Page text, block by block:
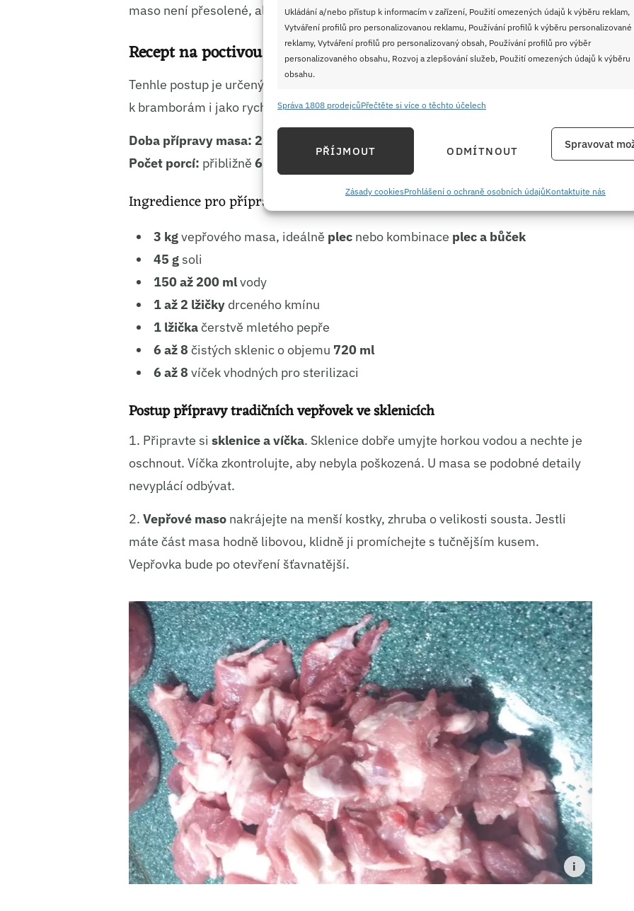
Ukládání a/nebo přístup k informacím v zařízení, Použití omezených údajů k výběru reklam,
Vytváření profilů pro personalizovanou reklamu, Používání profilů k výběru personalizované
reklamy, Vytváření profilů pro personalizovaný obsah, Používání profilů pro výběr
personalizovaného obsahu, Rozvoj a zlepšování služeb, Použití omezených údajů k výběru
obsahu.
Funkce
Identifikace zařízení na základě automaticky přenášených informací.
Používání přesných údajů o zeměpisné poloze, Identifikace zařízení na
základě aktivně požadovaných informací.
Správa 1808 prodejcůPřečtěte si více o těchto účelech
PŘÍJMOUT ODMÍTNOUT
Spravovat
Zásady cookiesProhlášení o ochraně osobních údajůKontaktujte nás
maso není přesolené, ale zároveň nepůsobí mdle.
Recept na poctivou domácí vepřovku ve sklenici
Tenhle postup je určený na běžné domácí zavařování. Výsledek se hodí na chleba,
k bramborám i jako rychlý základ dalšího vaření.
Doba přípravy masa: 25 minut
Počet porcí: přibližně 6 až 8 sklenic po 720 ml
Ingredience pro přípravu
3 kgvepřového masa, ideálně plecnebo kombinace plec a bůček
45 gsoli
150 až 200 mlvody
1 až 2 lžičkydrceného kmínu
1 lžičkačerstvě mletého pepře
6 až 8 čistých sklenic o objemu 720 ml
6 až 8 víček vhodných pro sterilizaci
Postup přípravy tradičních vepřovek ve sklenicích
1. Připravte si sklenice a víčka. Sklenice dobře umyjte horkou vodou a nechte je
oschnout. Víčka zkontrolujte, aby nebyla poškozená. U masa se podobné detaily
nevyplácí odbývat.
2. Vepřové masonakrájejte na menší kostky, zhruba o velikosti sousta. Jestli
máte část masa hodně libovou, klidně ji promíchejte s tučnějším kusem.
Vepřovka bude po otevření šťavnatější.